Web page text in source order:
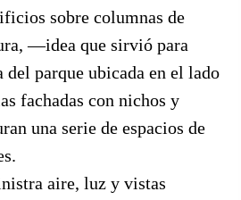
sobre columnas de
—idea que sirvió para
parque ubicada en el lado
fachadas con nichos y
una serie de espacios de
aire, luz y vistas